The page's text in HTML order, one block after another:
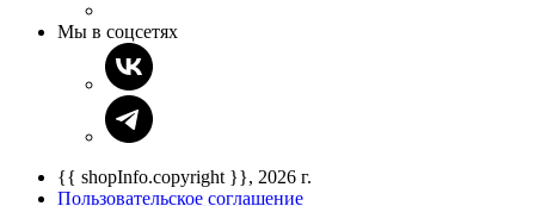
Мы в соцсетях
{{ shopInfo.copyright }}, 2026 г.
Пользовательское соглашение